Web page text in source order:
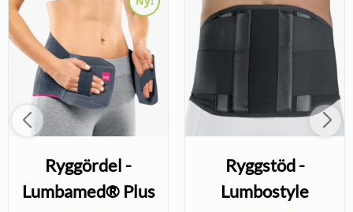
Ryggördel -
Lumbamed® Plus
Ryggstöd -
Lumbostyle